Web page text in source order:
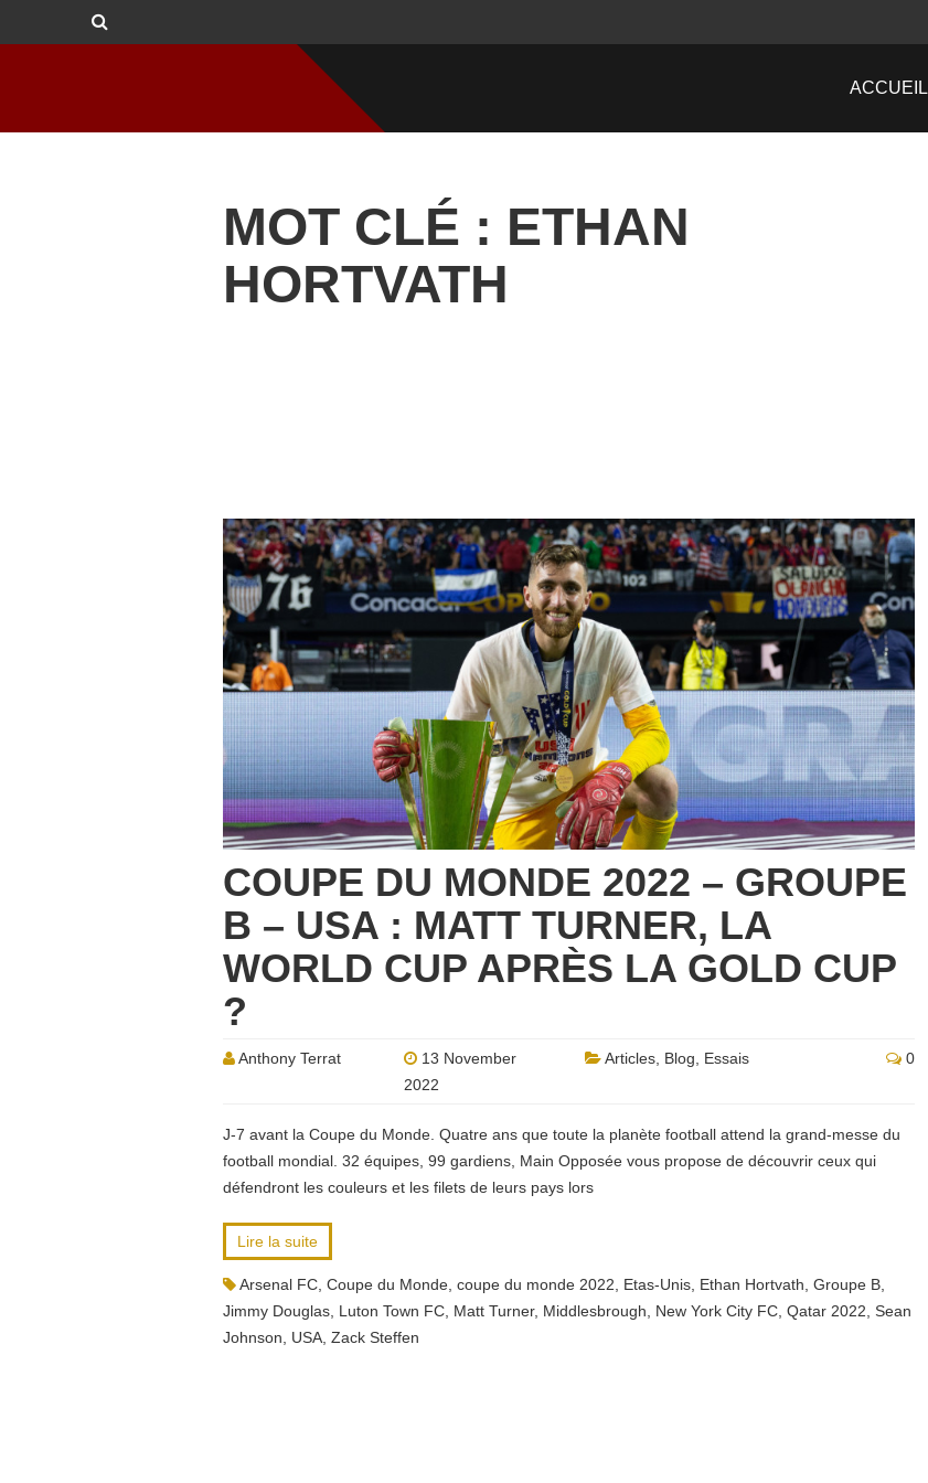
ACCUEIL
MOT CLÉ : ETHAN
HORTVATH
COUPE DU MONDE 2022 – GROUPE
B – USA : MATT TURNER, LA
WORLD CUP APRÈS LA GOLD CUP
?
Anthony Terrat
13 November
2022
Articles Blog Essais 0
J-7 avant la Coupe du Monde. Quatre ans que toute la planète football attend la grand-messe du
football mondial. 32 équipes, 99 gardiens, Main Opposée vous propose de découvrir ceux qui
défendront les couleurs et les filets de leurs pays lors
Lire la suite
Arsenal FC Coupe du Monde coupe du monde 2022 Etas-Unis Ethan Hortvath Groupe B
Jimmy Douglas Luton Town FC Matt Turner, Middlesbrough New York City FC Qatar 2022 Sean
Johnson
USA Zack Steffen